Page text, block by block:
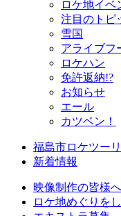
ロケ地イベ
注目のトピ
雪国
アライブフ
ロケハン
免許返納!?
お知らせ
エール
カツベン！
福島市ロケツー
新着情報
映像制作の皆様へ
ロケ地めぐりを